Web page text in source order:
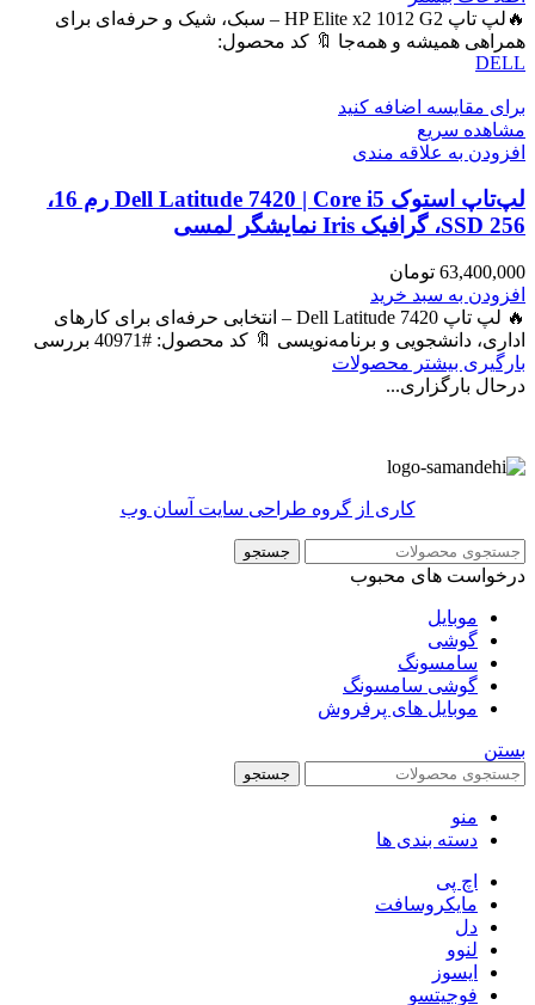
🔥لپ تاپ HP Elite x2 1012 G2 – سبک، شیک و حرفه‌ای برای
همراهی همیشه و همه‌جا 🔖 کد محصول:
DELL
برای مقایسه اضافه کنید
مشاهده سریع
افزودن به علاقه مندی
لپ‌تاپ استوک Dell Latitude 7420 | Core i5 رم 16،
SSD 256، گرافیک Iris نمایشگر لمسی
63,400,000 تومان
افزودن به سبد خرید
🔥 لپ تاپ Dell Latitude 7420 – انتخابی حرفه‌ای برای کارهای
اداری، دانشجویی و برنامه‌نویسی 🔖 کد محصول: #40971 بررسی
بارگیری بیشتر محصولات
درحال بارگزاری...
کاری از گروه طراحی سایت آسان وب
جستجو
درخواست های محبوب
موبایل
گوشی
سامسونگ
گوشی سامسونگ
موبایل های پرفروش
بستن
جستجو
منو
دسته بندی ها
اچ پی
مایکروسافت
دل
لنوو
ایسوز
فوجیتسو